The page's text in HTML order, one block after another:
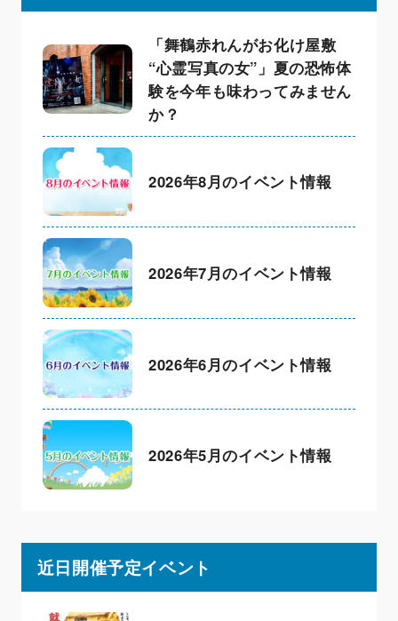
「舞鶴赤れんがお化け屋敷
“心霊写真の女”」夏の恐怖体
験を今年も味わってみません
か？
2026年8月のイベント情報
2026年7月のイベント情報
2026年6月のイベント情報
2026年5月のイベント情報
近日開催予定イベント